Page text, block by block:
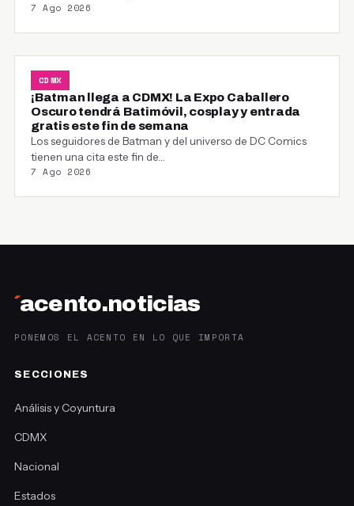
7 Ago 2026
CDMX
¡Batman llega a CDMX! La Expo Caballero
Oscuro tendrá Batimóvil, cosplay y entrada
gratis este fin de semana
Los seguidores de Batman y del universo de DC Comics
tienen una cita este fin de…
7 Ago 2026
´acento.noticias
PONEMOS EL ACENTO EN LO QUE IMPORTA
SECCIONES
Análisis y Coyuntura
CDMX
Nacional
Estados